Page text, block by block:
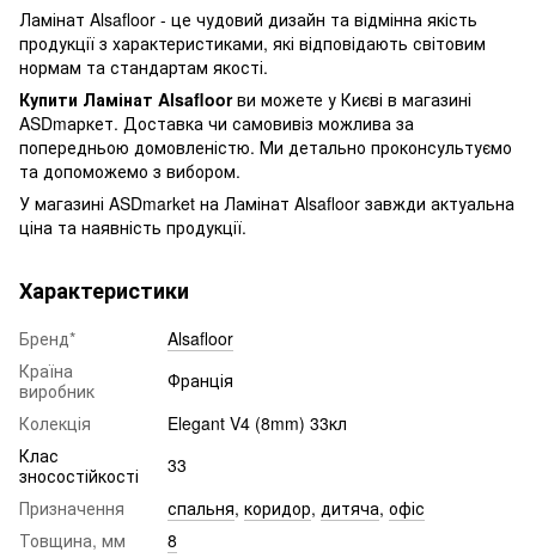
Ламінат Alsafloor - це чудовий дизайн та відмінна якість
продукції з характеристиками, які відповідають світовим
нормам та стандартам якості.
Купити Ламінат Alsafloorви можете у Києві в магазині
ASDmаркет. Доставка чи самовивіз можлива за
попередньою домовленістю. Ми детально проконсультуємо
та допоможемо з вибором.
У магазині ASDmarket на Ламінат Alsafloor завжди актуальна
ціна та наявність продукції.
Характеристики
Бренд*
Alsafloor
Країна
виробник
Франція
Колекція
Elegant V4 (8mm) 33кл
Клас
зносостійкості
33
Призначення
спальня, коридор, дитяча, офіс
Товщина, мм
8